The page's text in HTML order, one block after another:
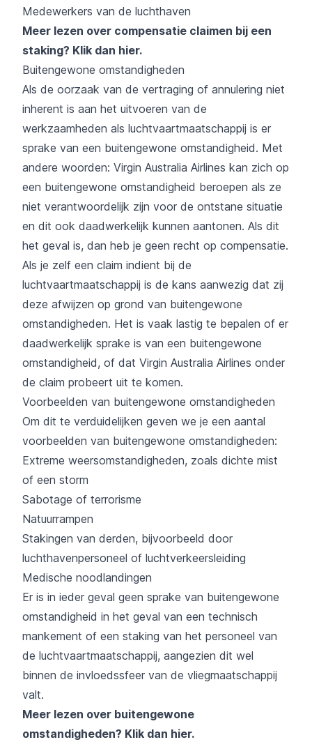
Medewerkers van de luchthaven
Meer lezen over compensatie claimen bij een
staking? Klik dan hier.
Buitengewone omstandigheden
Als de oorzaak van de vertraging of annulering niet
inherent is aan het uitvoeren van de
werkzaamheden als luchtvaartmaatschappij is er
sprake van een buitengewone omstandigheid. Met
andere woorden: Virgin Australia Airlines kan zich op
een buitengewone omstandigheid beroepen als ze
niet verantwoordelijk zijn voor de ontstane situatie
en dit ook daadwerkelijk kunnen aantonen. Als dit
het geval is, dan heb je geen recht op compensatie.
Als je zelf een claim indient bij de
luchtvaartmaatschappij is de kans aanwezig dat zij
deze afwijzen op grond van buitengewone
omstandigheden. Het is vaak lastig te bepalen of er
daadwerkelijk sprake is van een buitengewone
omstandigheid, of dat Virgin Australia Airlines onder
de claim probeert uit te komen.
Voorbeelden van buitengewone omstandigheden
Om dit te verduidelijken geven we je een aantal
voorbeelden van buitengewone omstandigheden:
Extreme weersomstandigheden, zoals dichte mist
of een storm
Sabotage of terrorisme
Natuurrampen
Stakingen van derden, bijvoorbeeld door
luchthavenpersoneel of luchtverkeersleiding
Medische noodlandingen
Er is in ieder geval geen sprake van buitengewone
omstandigheid in het geval van een technisch
mankement of een staking van het personeel van
de luchtvaartmaatschappij, aangezien dit wel
binnen de invloedssfeer van de vliegmaatschappij
valt.
Meer lezen over buitengewone
omstandigheden? Klik dan hier.